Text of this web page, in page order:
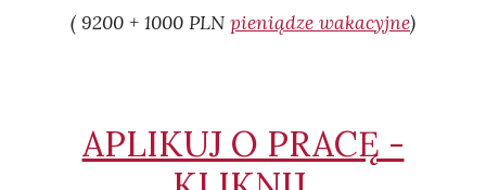
( 9200 + 1000 PLN pieniądze wakacyjne)
APLIKUJ O PRACĘ -